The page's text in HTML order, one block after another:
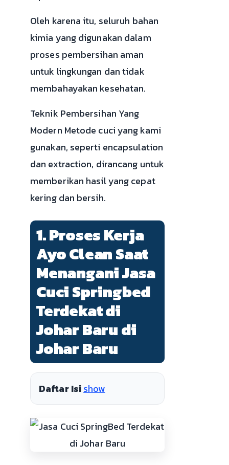
Oleh karena itu, seluruh bahan
kimia yang digunakan dalam
proses pembersihan aman
untuk lingkungan dan tidak
membahayakan kesehatan.
Teknik Pembersihan Yang
Modern Metode cuci yang kami
gunakan, seperti encapsulation
dan extraction, dirancang untuk
memberikan hasil yang cepat
kering dan bersih.
1. Proses Kerja
Ayo Clean Saat
Menangani Jasa
Cuci Springbed
Terdekat di
Johar Baru di
Johar Baru
Daftar Isishow